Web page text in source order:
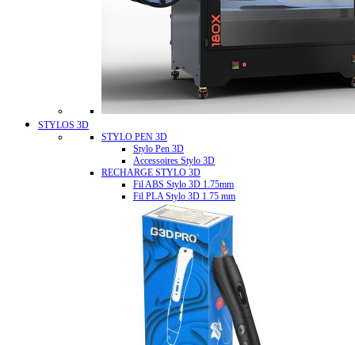
STYLOS 3D
STYLO PEN 3D
Stylo Pen 3D
Accessoires Stylo 3D
RECHARGE STYLO 3D
Fil ABS Stylo 3D 1.75mm
Fil PLA Stylo 3D 1.75 mm